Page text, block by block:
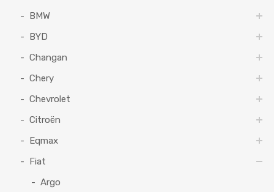
BMW
BYD
Changan
Chery
Chevrolet
Citroën
Eqmax
Fiat
Argo